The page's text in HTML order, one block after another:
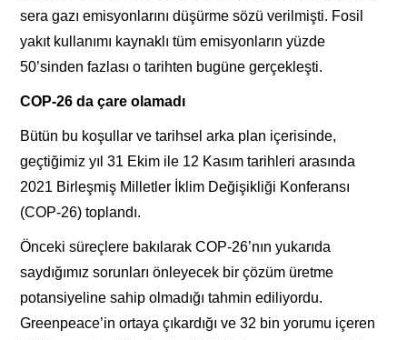
sera gazı emisyonlarını düşürme sözü verilmişti. Fosil
yakıt kullanımı kaynaklı tüm emisyonların yüzde
50’sinden fazlası o tarihten bugüne gerçekleşti.
COP-26 da çare olamadı
Bütün bu koşullar ve tarihsel arka plan içerisinde,
geçtiğimiz yıl 31 Ekim ile 12 Kasım tarihleri arasında
2021 Birleşmiş Milletler İklim Değişikliği Konferansı
(COP-26) toplandı.
Önceki süreçlere bakılarak COP-26’nın yukarıda
saydığımız sorunları önleyecek bir çözüm üretme
potansiyeline sahip olmadığı tahmin ediliyordu.
Greenpeace’in ortaya çıkardığı ve 32 bin yorumu içeren